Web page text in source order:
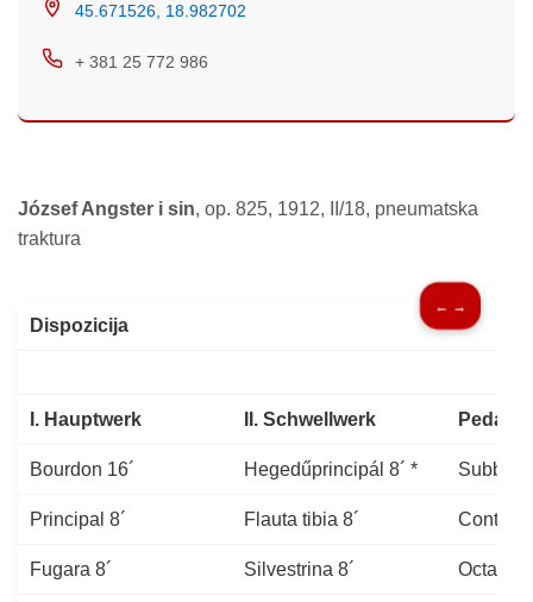
45.671526, 18.982702
+ 381 25 772 986
József Angster i sin, op. 825, 1912, II/18, pneumatska
traktura
← →
Dispozicija
I. Hauptwerk II. Schwellwerk Pedal
Bourdon 16´ Hegedűprincipál 8´ *
Principal 8´ Flauta tibia 8´
Fugara 8´ Silvestrina 8´